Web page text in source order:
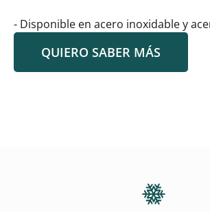
- Disponible en acero inoxidable y
QUIERO SABER MÁS